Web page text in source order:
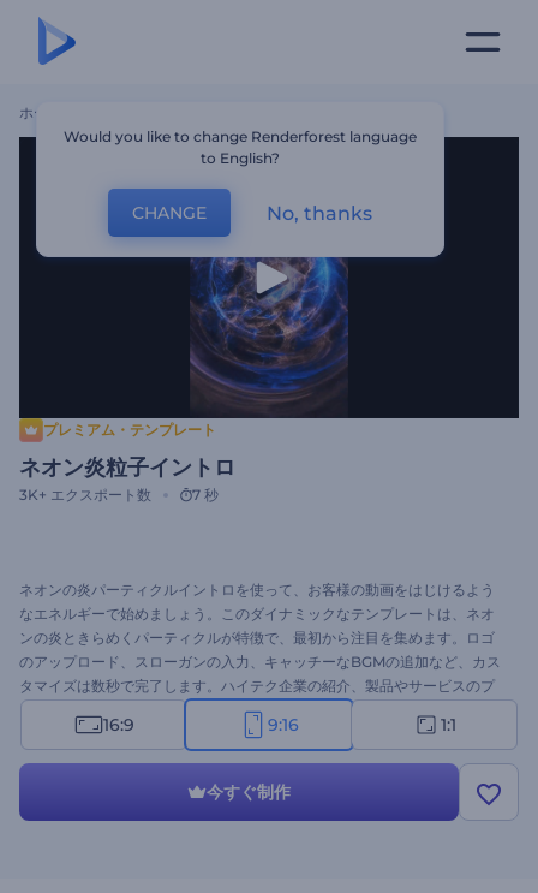
ホーム
プレミアム・テンプレート
ネオン炎粒子イントロ
3K+ エクスポート数 7 秒
ネオンの炎パーティクルイントロを使って、お客様の動画をはじけるよう
なエネルギーで始めましょう。このダイナミックなテンプレートは、ネオ
ンの炎ときらめくパーティクルが特徴で、最初から注目を集めます。ロゴ
のアップロード、スローガンの入力、キャッチーなBGMの追加など、カス
タマイズは数秒で完了します。ハイテク企業の紹介、製品やサービスのプ
ロモーション、プレゼンテーションのオープニング、チャンネルのイント
ロやエンディング動画、コマーシャルなどに最適です。今すぐお試しを！
16:9 9:16 1:1
今すぐ制作
Would you like to change Renderforest language
to English?
CHANGE No, thanks